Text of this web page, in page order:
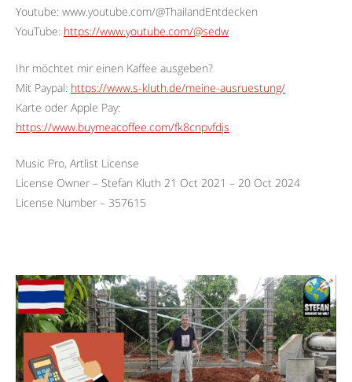
Youtube: www.youtube.com/@ThailandEntdecken
YouTube: https://www.youtube.com/@sedw
Ihr möchtet mir einen Kaffee ausgeben?
Mit Paypal: https://www.s-kluth.de/meine-ausruestung/
Karte oder Apple Pay:
https://www.buymeacoffee.com/fk8cnpvfdjs
Music Pro, Artlist License
License Owner – Stefan Kluth 21 Oct 2021 – 20 Oct 2024
License Number – 357615